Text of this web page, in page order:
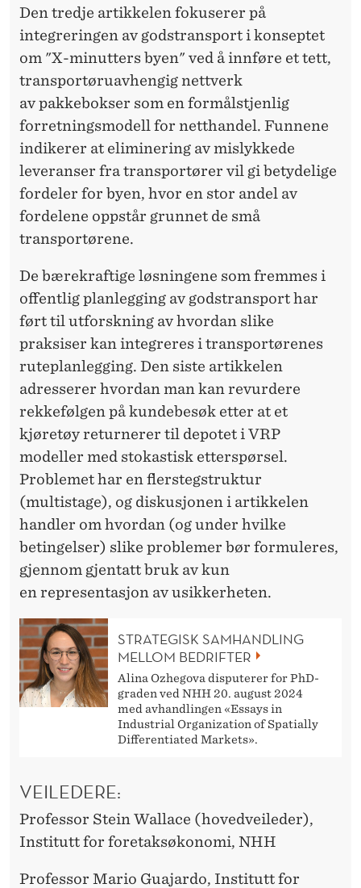
Den tredje artikkelen fokuserer på
integreringen av godstransport i konseptet
om "X-minutters byen" ved å innføre et tett,
transportøruavhengig nettverk
av pakkebokser som en formålstjenlig
forretningsmodell for netthandel. Funnene
indikerer at eliminering av mislykkede
leveranser fra transportører vil gi betydelige
fordeler for byen, hvor en stor andel av
fordelene oppstår grunnet de små
transportørene.
De bærekraftige løsningene som fremmes i
offentlig planlegging av godstransport har
ført til utforskning av hvordan slike
praksiser kan integreres i transportørenes
ruteplanlegging. Den siste artikkelen
adresserer hvordan man kan revurdere
rekkefølgen på kundebesøk etter at et
kjøretøy returnerer til depotet i VRP
modeller med stokastisk etterspørsel.
Problemet har en flerstegstruktur
(multistage), og diskusjonen i artikkelen
handler om hvordan (og under hvilke
betingelser) slike problemer bør formuleres,
gjennom gjentatt bruk av kun
en representasjon av usikkerheten.
STRATEGISK SAMHANDLING
MELLOM BEDRIFTER
Alina Ozhegova disputerer for PhD-
graden ved NHH 20. august 2024
med avhandlingen «Essays in
Industrial Organization of Spatially
Differentiated Markets».
VEILEDERE:
Professor Stein Wallace (hovedveileder),
Institutt for foretaksøkonomi, NHH
Professor Mario Guajardo, Institutt for